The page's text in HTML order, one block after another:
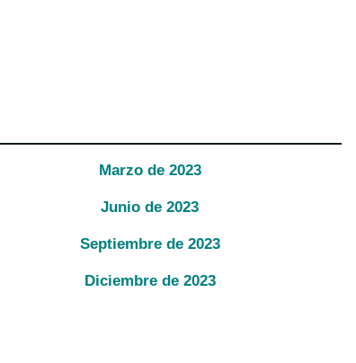
Marzode 2023
Junio de2023
Septiembrede 2023
Diciembrede 2023